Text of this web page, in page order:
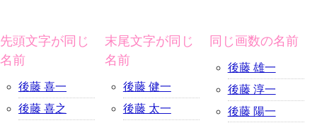
先頭文字が同じ
名前
後藤 喜一
後藤 喜之
末尾文字が同じ
名前
後藤 健一
後藤 太一
同じ画数の名前
後藤 雄一
後藤 淳一
後藤 陽一